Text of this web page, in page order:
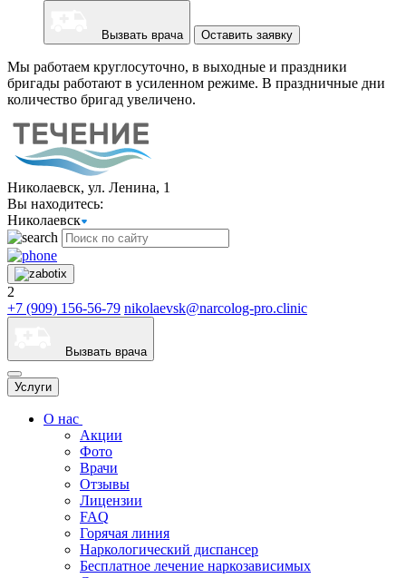
Вызвать врача Оставить заявку
Мы работаем круглосуточно, в выходные и праздники
бригады работают в усиленном режиме. В праздничные дни
количество бригад увеличено.
Николаевск, ул. Ленина, 1
Вы находитесь:
Николаевск
2
+7 (909) 156-56-79 nikolaevsk@narcolog-pro.clinic
Вызвать врача
Услуги
О нас
Акции
Фото
Врачи
Отзывы
Лицензии
FAQ
Горячая линия
Наркологический диспансер
Бесплатное лечение наркозависимых